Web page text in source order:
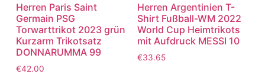
Herren Paris Saint
Germain PSG
Torwarttrikot 2023 grün
Kurzarm Trikotsatz
DONNARUMMA 99
€42.00
Herren Argentinien T-
Shirt Fußball-WM 2022
World Cup Heimtrikots
mit Aufdruck MESSI 10
€33.65